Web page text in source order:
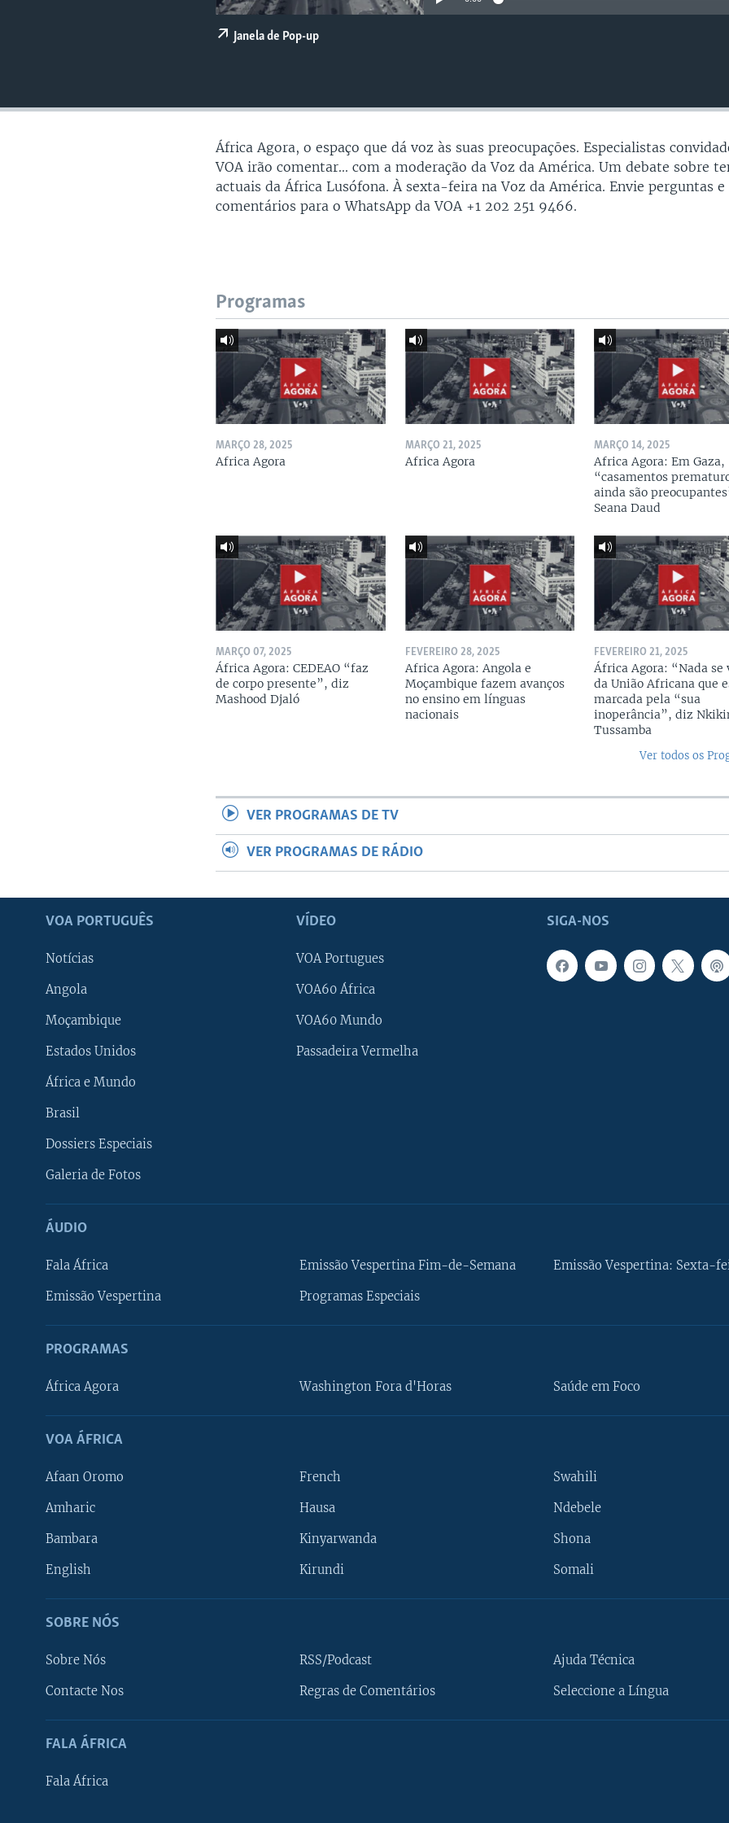
Línguas
Janela de Pop-up
África Agora, o espaço que dá voz às suas preocupaçōes. Especialistas
VOA irão comentar... com a moderação da Voz da América. Um debate sobre
actuais da África Lusófona. À sexta-feira na Voz da América. Envie perguntas e
comentários para o WhatsApp da VOA +1 202 251 9466.
Programas
MARÇO 28, 2025
Africa Agora
MARÇO 21, 2025
Africa Agora
MARÇO 14, 2025
Africa Agora: Em Gaza,
“casamentos
ainda são
Seana Daud
MARÇO 07, 2025
África Agora: CEDEAO “faz
de corpo presente”, diz
Mashood Djaló
FEVEREIRO 28, 2025
Africa Agora: Angola e
Moçambique fazem avanços
no ensino em línguas
nacionais
FEVEREIRO 21, 2025
África Agora: “Nada se
da União Africana que
marcada pela “sua
inoperância”, diz
Tussamba
Ver todos os
VER PROGRAMAS DE TV
VER PROGRAMAS DE RÁDIO
SIGA-NOS
VOA PORTUGUÊS
Notícias
Angola
Moçambique
Estados Unidos
África e Mundo
Brasil
Dossiers Especiais
Galeria de Fotos
VÍDEO
VOA Portugues
VOA60 África
VOA60 Mundo
Passadeira Vermelha
ÁUDIO
Fala África
Emissão Vespertina
Emissão Vespertina Fim-de-Semana
Programas Especiais
Emissão Vespertina: Sexta-
PROGRAMAS
África Agora Washington Fora d'Horas Saúde em Foco
VOA ÁFRICA
Afaan Oromo
Amharic
Bambara
English
French
Hausa
Kinyarwanda
Kirundi
Swahili
Ndebele
Shona
Somali
SOBRE NÓS
Sobre Nós
Contacte Nos
RSS/Podcast
Regras de Comentários
Ajuda Técnica
Seleccione a Língua
FALA ÁFRICA
Fala África